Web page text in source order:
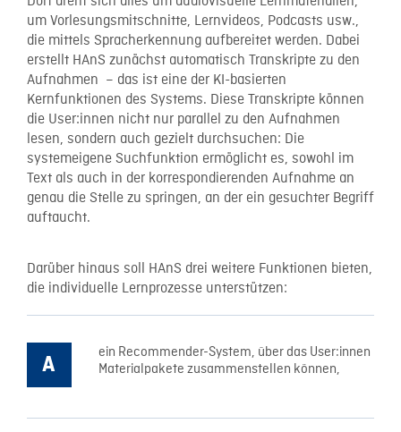
um Vorlesungsmitschnitte, Lernvideos, Podcasts usw.,
die mittels Spracherkennung aufbereitet werden. Dabei
erstellt HAnS zunächst automatisch Transkripte zu den
Aufnahmen – das ist eine der KI-basierten
Kernfunktionen des Systems. Diese Transkripte können
die User:innen nicht nur parallel zu den Aufnahmen
lesen, sondern auch gezielt durchsuchen: Die
systemeigene Suchfunktion ermöglicht es, sowohl im
Text als auch in der korrespondierenden Aufnahme an
genau die Stelle zu springen, an der ein gesuchter Begriff
auftaucht.
Darüber hinaus soll HAnS drei weitere Funktionen bieten,
die individuelle Lernprozesse unterstützen:
ein Recommender-System, über das User:innen
Materialpakete zusammenstellen können,